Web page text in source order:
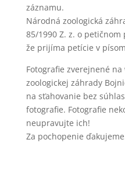
záznamu.
Národná zoologická
85/1990 Z. z. o
že prijíma petície v
Fotografie zverejnené
zoologickej záhrady
na sťahovanie bez
fotografie. Fotografie
neupravujte ich!
Za pochopenie